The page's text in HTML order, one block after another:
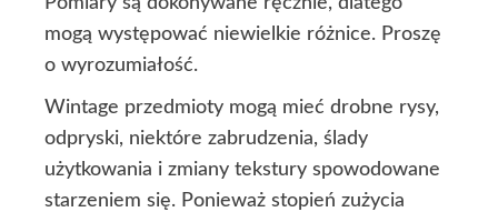
mogą występować niewielkie różnice. Proszę
o wyrozumiałość.
Wintage przedmioty mogą mieć drobne rysy,
odpryski, niektóre zabrudzenia, ślady
użytkowania i zmiany tekstury spowodowane
starzeniem się. Ponieważ stopień zużycia